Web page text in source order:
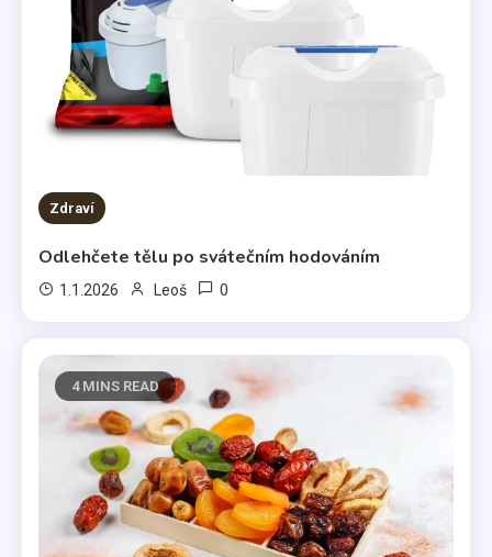
Zdraví
Odlehčete tělu po svátečním hodováním
1.1.2026 Leoš 0
4 MINS READ